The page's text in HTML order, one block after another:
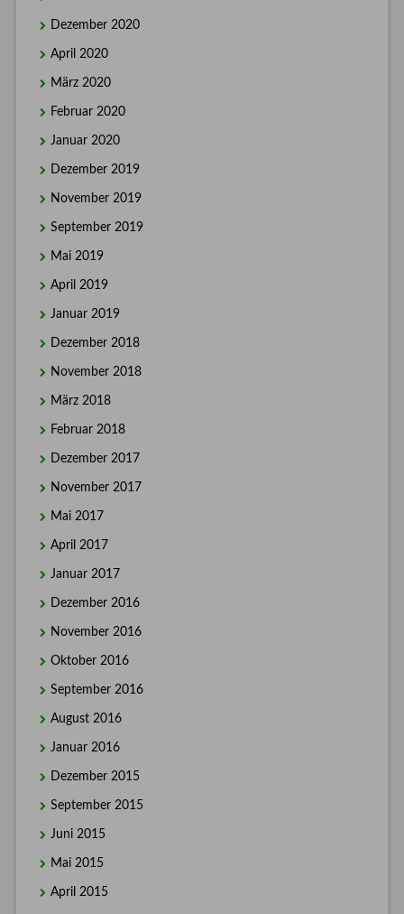
Dezember 2020
April 2020
März 2020
Februar 2020
Januar 2020
Dezember 2019
November 2019
September 2019
Mai 2019
April 2019
Januar 2019
Dezember 2018
November 2018
März 2018
Februar 2018
Dezember 2017
November 2017
Mai 2017
April 2017
Januar 2017
Dezember 2016
November 2016
Oktober 2016
September 2016
August 2016
Januar 2016
Dezember 2015
September 2015
Juni 2015
Mai 2015
April 2015